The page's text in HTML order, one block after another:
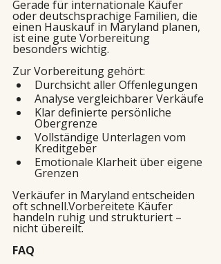
Gerade für internationale Käufer
oder deutschsprachige Familien, die
einen Hauskauf in Maryland planen,
ist eine gute Vorbereitung
besonders wichtig.
Zur Vorbereitung gehört:
Durchsicht aller Offenlegungen
Analyse vergleichbarer Verkäufe
Klar definierte persönliche
Obergrenze
Vollständige Unterlagen vom
Kreditgeber
Emotionale Klarheit über eigene
Grenzen
Verkäufer in Maryland entscheiden
oft schnell.Vorbereitete Käufer
handeln ruhig und strukturiert –
nicht übereilt.
FAQ